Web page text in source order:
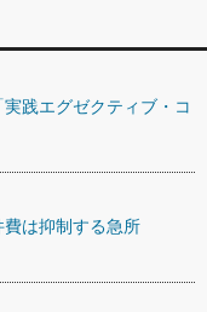
践エグゼクティブ・コ
は抑制する急所